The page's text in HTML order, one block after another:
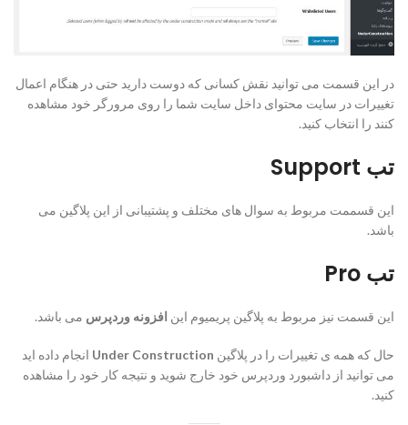
در این قسمت می توانید نقش کسانی که دوست دارید حتی در هنگام اعمال
تغییرات در سایت محتوای داخل سایت شما را روی مرورگر خود مشاهده
کنند را انتخاب کنید.
تب Support
این قسممت مربوط به سوال های مختلف و پشتیبانی از این پلاگین می
باشد.
تب Pro
این قسمت نیز مربوط به پلاگین پریمیوم این افزونه وردپرس می باشد.
حال که همه ی تغییرات را در پلاگین Under Construction انجام داده اید
می توانید از داشبورد وردپرس خود خارج شوید و نتیجه کار خود را مشاهده
کنید.